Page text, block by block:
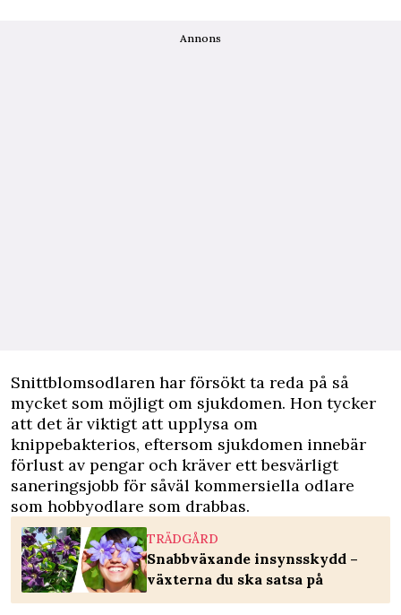
Annons
Snittblomsodlaren har försökt ta reda på så
mycket som möjligt om sjukdomen. Hon tycker
att det är viktigt att upplysa om
knippebakterios, eftersom sjukdomen innebär
förlust av pengar och kräver ett besvärligt
saneringsjobb för såväl kommersiella odlare
som hobbyodlare som drabbas.
TRÄDGÅRD
Snabbväxande insynsskydd –
växterna du ska satsa på